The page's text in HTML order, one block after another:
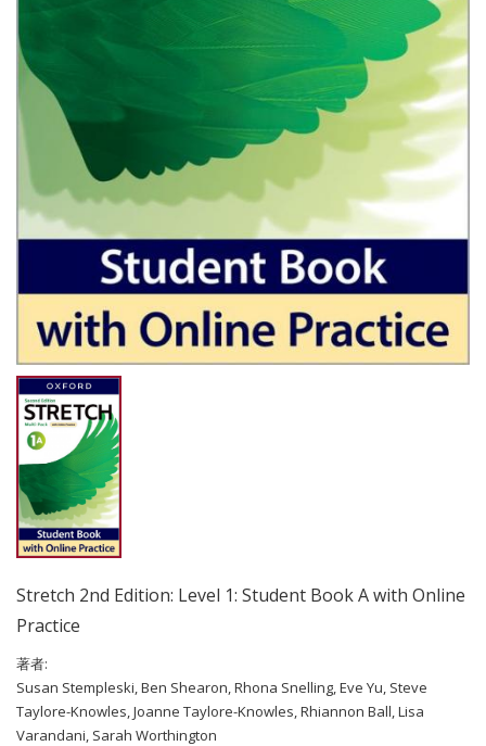
Stretch 2nd Edition: Level 1: Student Book A with Online
Practice
著者:
Susan Stempleski, Ben Shearon, Rhona Snelling, Eve Yu, Steve
Taylore-Knowles, Joanne Taylore-Knowles, Rhiannon Ball, Lisa
Varandani, Sarah Worthington